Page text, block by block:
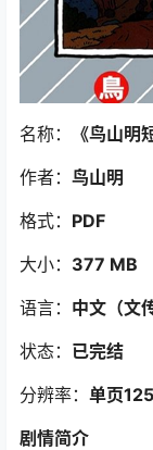
名称：
《鸟山明
作者： 鸟山明
格式： PDF
大小： 377 MB
语言： 中文（文
状态： 已完结
分辨率： 单页
剧情简介